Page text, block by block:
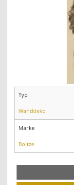
Typ
Wanddeko
Marke
Boltze